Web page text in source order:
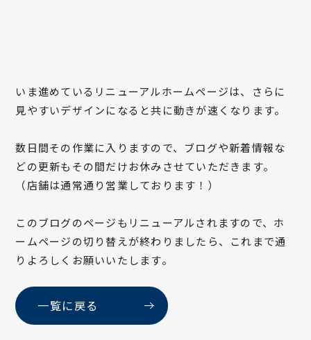
いま進めているリニューアルホームページは、さらに
見やすいデザインになると共に動きが速くなります。
数日間その作業に入りますので、ブログや新着情報な
どの更新もその間だけお休みさせていただきます。
（店舗は通常通り営業しております！）
このブログのページもリニューアルされますので、ホ
ームページの切り替えが終わりましたら、これまで通
りよろしくお願いいたします。
一覧に戻る